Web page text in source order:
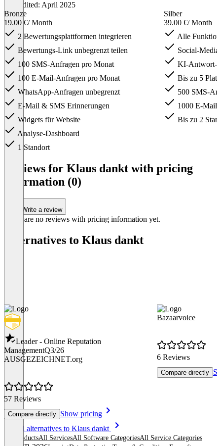
Last edited: April 2025
Bronze
19.00 €/ Month
2 Bewertungsplattformen integrieren
Bewertungs-Link unbegrenzt teilen
100 SMS-Anfragen pro Monat
100 E-Mail-Anfragen pro Monat
WhatsApp-Anfragen unbegrenzt
E-Mail & SMS Erinnerungen
Widgets für Website
Analyse-Dashboard
1 Standort
Silber
39.00 €/ Month
Alle
Social-
KI-Antwort-
Bis zu 5
500 SMS-
1000 E-
Bis zu 2
Reviews for Klaus dankt with pricing
information (0)
Write a review
There are no reviews with pricing information yet.
Alternatives to Klaus dankt
Leader - Online Reputation
ManagementQ3/26
AUSGEZEICHNET.org
57 Reviews
Compare directly Show pricing
Bazaarvoice
6 Reviews
Compare directly
See all alternatives to Klaus dankt
All productsAll ServicesAll Software CategoriesAll Service Categories